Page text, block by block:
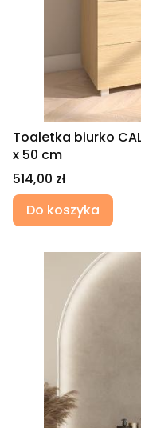
Toaletka biurko
x 50 cm
Cena
514,00 zł
Do koszyka